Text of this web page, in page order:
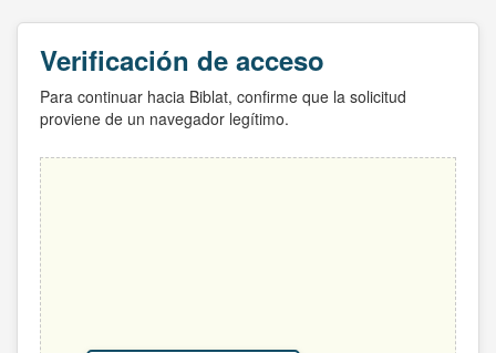
Verificación de acceso
Para continuar hacia Biblat, confirme que la solicitud
proviene de un navegador legítimo.